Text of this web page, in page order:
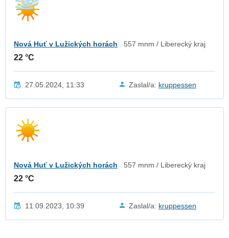
Nová Huť v Lužických horách 557 mnm / Liberecký kraj
22 °C
27.05.2024, 11:33 Zaslal/a: kruppessen
Nová Huť v Lužických horách 557 mnm / Liberecký kraj
22 °C
11.09.2023, 10:39 Zaslal/a: kruppessen